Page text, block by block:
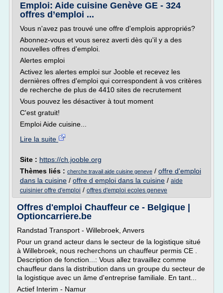
Emploi: Aide cuisine Genève GE - 324
offres d’emploi ...
Vous n'avez pas trouvé une offre d'emplois appropriés?
Abonnez-vous et vous serez averti dès qu'il y a des
nouvelles offres d'emploi.
Alertes emploi
Activez les alertes emploi sur Jooble et recevez les
dernières offres d'emploi qui correspondent à vos critères
de recherche de plus de 4410 sites de recrutement
Vous pouvez les désactiver à tout moment
C'est gratuit!
Emploi Aide cuisine...
Lire la suite
Site : https://ch.jooble.org
Thèmes liés : cherche travail aide cuisine geneve / offre d'emploi
dans la cuisine / offre d emploi dans la cuisine / aide
cuisinier offre d'emploi / offres d'emploi ecoles geneve
Offres d'emploi Chauffeur ce - Belgique |
Optioncarriere.be
Randstad Transport - Willebroek, Anvers
Pour un grand acteur dans le secteur de la logistique situé
à Willebroek, nous recherchons un chauffeur permis CE .
Description de fonction...: Vous allez travaillez comme
chauffeur dans la distribution dans un groupe du secteur de
la logistique avec un âme d'entreprise familiale. En tant...
Actief Interim - Namur